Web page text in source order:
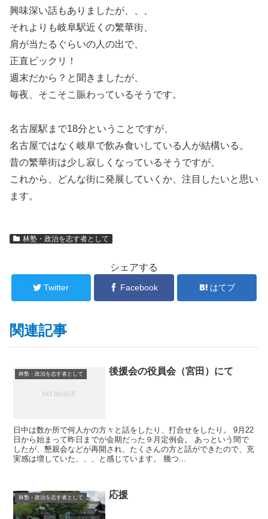
興味深い話もありましたが、、、
それよりも岐阜駅近くの繁華街、
肩が当たるぐらいの人の出で、
正直ビックリ！
週末だから？と聞きましたが、
毎夜、そこそこ賑わっているそうです。
名古屋駅まで18分ということですが、
名古屋ではなく岐阜で飲み食いしている人が結構いる。
昔の繁華街は少し寂しくなっているそうですが、
これから、どんな街に発展していくか、注目したいと思い
ます。
林塾・政治を志す者として
シェアする
Twitter Facebook はてブ
関連記事
林塾・政治を志す者として 後援会の役員会（宮田）にて
日中は数か所で何人かの方々と話をしたり、打合せをしたり。 9月22
日から始まって昨日までが会期だった９月定例会。 あっという間で
したが、懇親会などが再開され、たくさんの方と話ができたので、充
実感は増していた、、、と感じています。 幾つ...
林塾・政治を志す者として 応援